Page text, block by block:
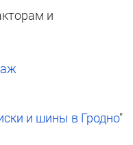
и
и шины в Гродно"